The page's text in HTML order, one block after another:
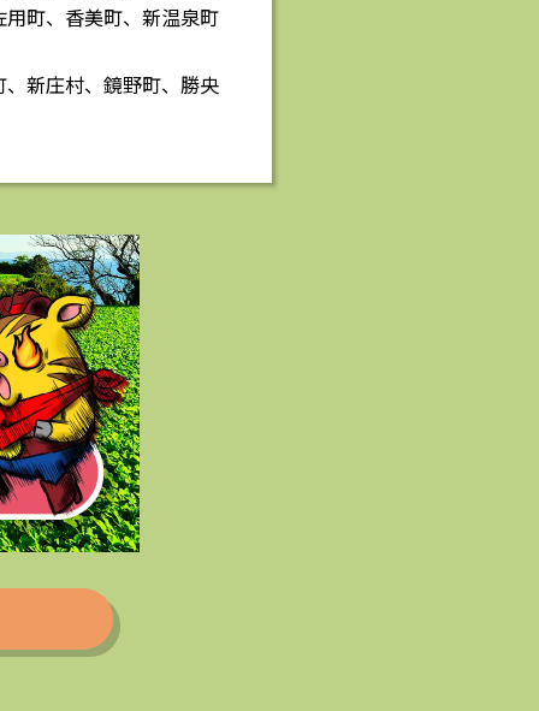
町、香美町、新温泉町
新庄村、鏡野町、勝央